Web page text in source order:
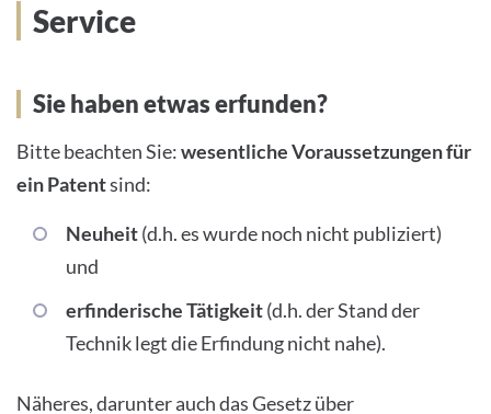
Service
Sie haben etwas erfunden?
Bitte beachten Sie:wesentliche Voraussetzungen für
ein Patentsind:
Neuheit(d.h. es wurde noch nicht publiziert)
und
erfinderische Tätigkeit(d.h. der Stand der
Technik legt die Erfindung nicht nahe).
Näheres, darunter auch das Gesetz über